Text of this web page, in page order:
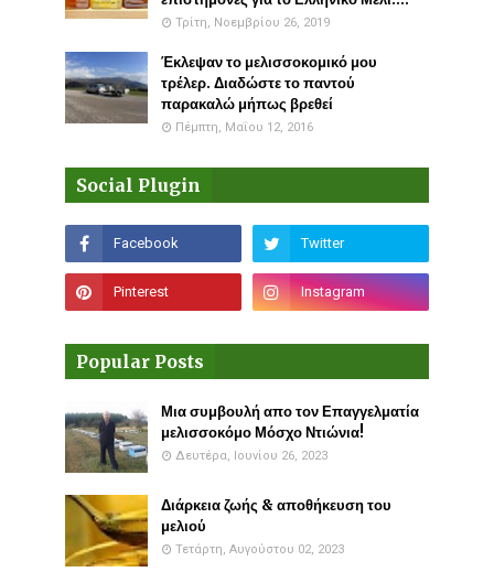
Τρίτη, Νοεμβρίου 26, 2019
Έκλεψαν το μελισσοκομικό μου
τρέλερ. Διαδώστε το παντού
παρακαλώ μήπως βρεθεί
Πέμπτη, Μαΐου 12, 2016
Social Plugin
Popular Posts
Μια συμβουλή απο τον Επαγγελματία
μελισσοκόμο Μόσχο Ντιώνια!
Δευτέρα, Ιουνίου 26, 2023
Διάρκεια ζωής & αποθήκευση του
μελιού
Τετάρτη, Αυγούστου 02, 2023